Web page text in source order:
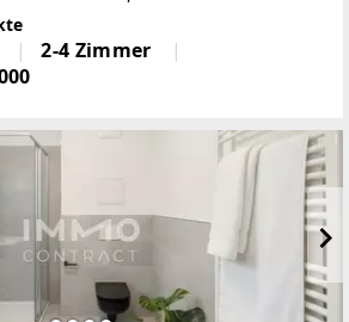
Wohnprojekt fertiggestellt,
hochwertige
Lifestyle
2-4 Zimmer